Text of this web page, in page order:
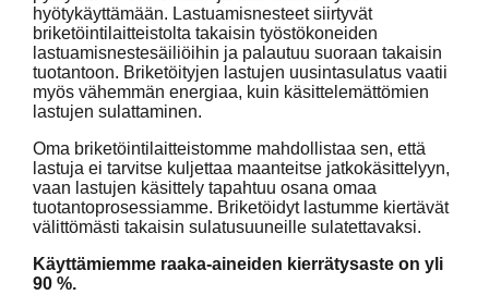
hyötykäyttämään. Lastuamisnesteet siirtyvät
briketöintilaitteistolta takaisin työstökoneiden
lastuamisnestesäiliöihin ja palautuu suoraan takaisin
tuotantoon. Briketöityjen lastujen uusintasulatus vaatii
myös vähemmän energiaa, kuin käsittelemättömien
lastujen sulattaminen.
Oma briketöintilaitteistomme mahdollistaa sen, että
lastuja ei tarvitse kuljettaa maanteitse jatkokäsittelyyn,
vaan lastujen käsittely tapahtuu osana omaa
tuotantoprosessiamme. Briketöidyt lastumme kiertävät
välittömästi takaisin sulatusuuneille sulatettavaksi.
Käyttämiemme raaka-aineiden kierrätysaste on yli
90 %.